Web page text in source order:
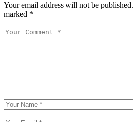
Your email address will not be published.
marked *